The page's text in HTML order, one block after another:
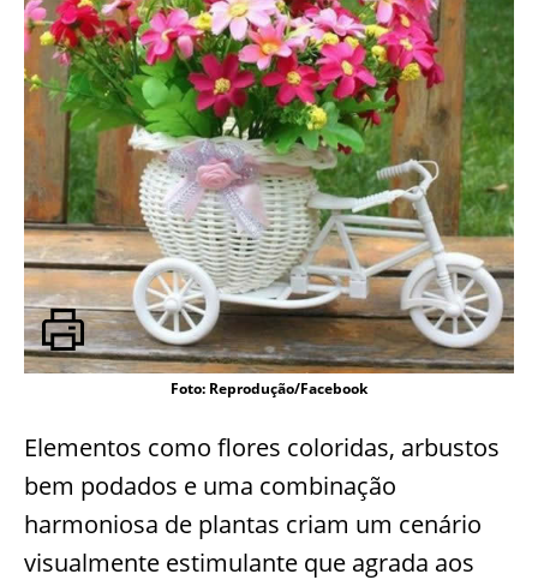
Foto: Reprodução/Facebook
Elementos como flores coloridas, arbustos
bem podados e uma combinação
harmoniosa de plantas criam um cenário
visualmente estimulante que agrada aos